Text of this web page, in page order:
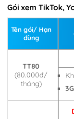
Gói xem TikTok,
Tên gói/ Hạn
dùng
TT80
(80.000đ/
tháng)